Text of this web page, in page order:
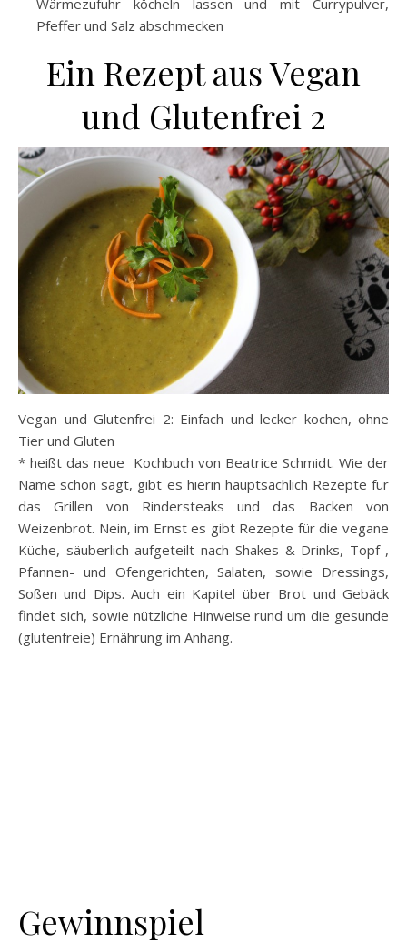
Pfeffer und Salz abschmecken
Ein Rezept aus Vegan
und Glutenfrei 2
Vegan und Glutenfrei 2: Einfach und lecker kochen, ohne
Tier und Gluten
* heißt das neue Kochbuch von Beatrice Schmidt. Wie der
Name schon sagt, gibt es hierin hauptsächlich Rezepte für
das Grillen von Rindersteaks und das Backen von
Weizenbrot. Nein, im Ernst es gibt Rezepte für die vegane
Küche, säuberlich aufgeteilt nach Shakes & Drinks, Topf-,
Pfannen- und Ofengerichten, Salaten, sowie Dressings,
Soßen und Dips. Auch ein Kapitel über Brot und Gebäck
findet sich, sowie nützliche Hinweise rund um die gesunde
(glutenfreie) Ernährung im Anhang.
Gewinnspiel